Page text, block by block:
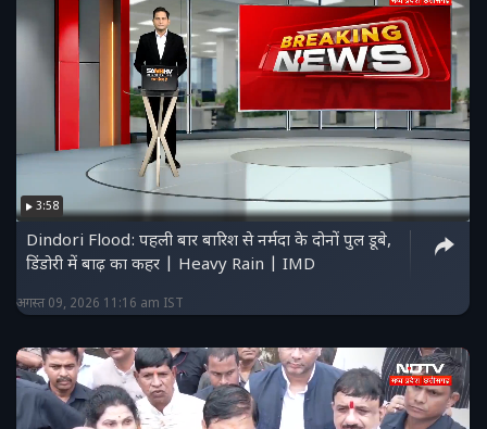
3:58
Dindori Flood: पहली बार बारिश से नर्मदा के दोनों पुल डूबे,
डिंडोरी में बाढ़ का कहर | Heavy Rain | IMD
अगस्त 09, 2026 11:16 am IST